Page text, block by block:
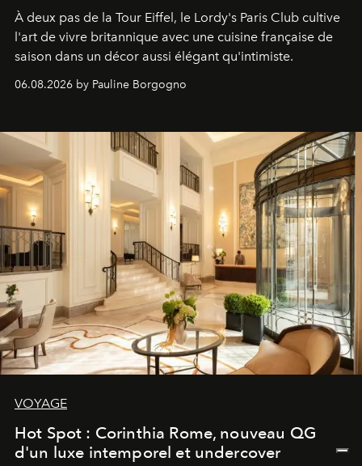
À deux pas de la Tour Eiffel, le Lordy's Paris Club cultive
l'art de vivre britannique avec une cuisine française de
saison dans un décor aussi élégant qu'intimiste.
06.08.2026 by Pauline Borgogno
VOYAGE
Hot Spot : Corinthia Rome, nouveau QG
d'un luxe intemporel et undercover